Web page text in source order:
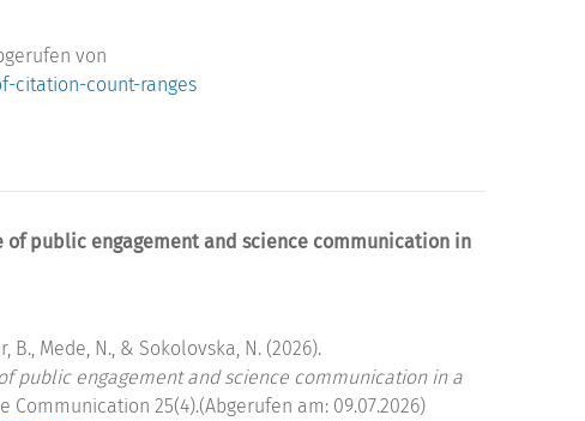
von
citation-count-ranges
public engagement and science communication in
B., Mede, N., & Sokolovska, N. (2026).
public engagement and science communication in a
Communication 25(4).(Abgerufen am: 09.07.2026)